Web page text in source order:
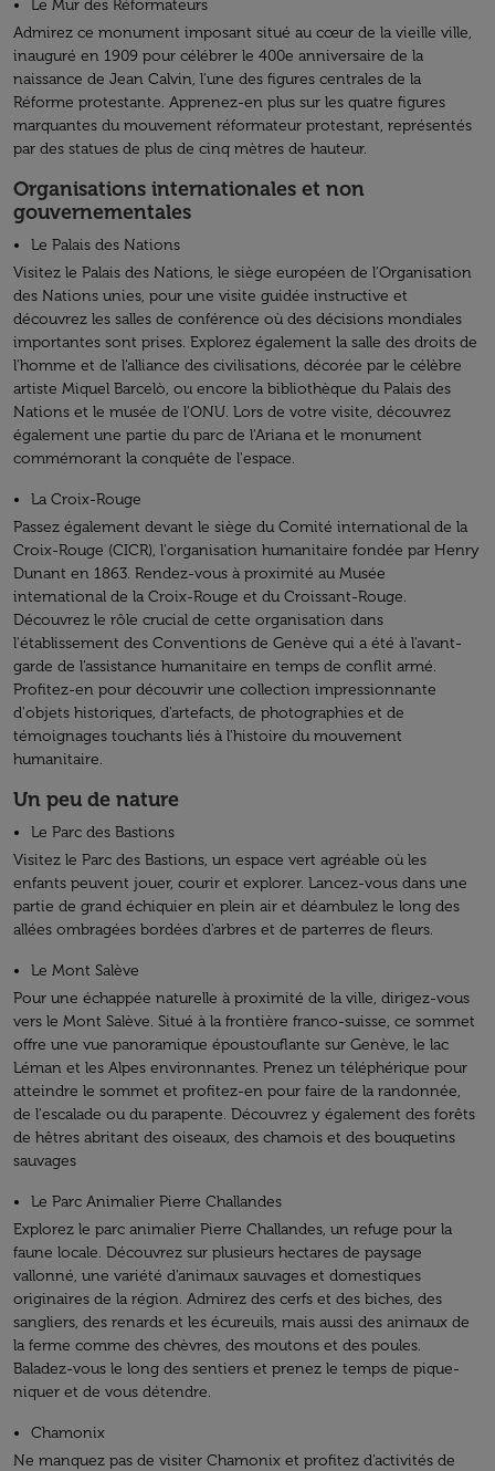
Le Mur des Réformateurs
Admirez ce monument imposant situé au cœur de la vieille ville,
inauguré en 1909 pour célébrer le 400e anniversaire de la
naissance de Jean Calvin, l'une des figures centrales de la
Réforme protestante. Apprenez-en plus sur les quatre figures
marquantes du mouvement réformateur protestant, représentés
par des statues de plus de cinq mètres de hauteur.
Organisations internationales et non
gouvernementales
Le Palais des Nations
Visitez le Palais des Nations, le siège européen de l’Organisation
des Nations unies, pour une visite guidée instructive et
découvrez les salles de conférence où des décisions mondiales
importantes sont prises. Explorez également la salle des droits de
l'homme et de l'alliance des civilisations, décorée par le célèbre
artiste Miquel Barcelò, ou encore la bibliothèque du Palais des
Nations et le musée de l'ONU. Lors de votre visite, découvrez
également une partie du parc de l'Ariana et le monument
commémorant la conquête de l'espace.
La Croix-Rouge
Passez également devant le siège du Comité international de la
Croix-Rouge (CICR), l'organisation humanitaire fondée par Henry
Dunant en 1863. Rendez-vous à proximité au Musée
international de la Croix-Rouge et du Croissant-Rouge.
Découvrez le rôle crucial de cette organisation dans
l'établissement des Conventions de Genève qui a été à l'avant-
garde de l'assistance humanitaire en temps de conflit armé.
Profitez-en pour découvrir une collection impressionnante
d'objets historiques, d'artefacts, de photographies et de
témoignages touchants liés à l'histoire du mouvement
humanitaire.
Un peu de nature
Le Parc des Bastions
Visitez le Parc des Bastions, un espace vert agréable où les
enfants peuvent jouer, courir et explorer. Lancez-vous dans une
partie de grand échiquier en plein air et déambulez le long des
allées ombragées bordées d'arbres et de parterres de fleurs.
Le Mont Salève
Pour une échappée naturelle à proximité de la ville, dirigez-vous
vers le Mont Salève. Situé à la frontière franco-suisse, ce sommet
offre une vue panoramique époustouflante sur Genève, le lac
Léman et les Alpes environnantes. Prenez un téléphérique pour
atteindre le sommet et profitez-en pour faire de la randonnée,
de l'escalade ou du parapente. Découvrez y également des forêts
de hêtres abritant des oiseaux, des chamois et des bouquetins
sauvages
Le Parc Animalier Pierre Challandes
Explorez le parc animalier Pierre Challandes, un refuge pour la
faune locale. Découvrez sur plusieurs hectares de paysage
vallonné, une variété d'animaux sauvages et domestiques
originaires de la région. Admirez des cerfs et des biches, des
sangliers, des renards et les écureuils, mais aussi des animaux de
la ferme comme des chèvres, des moutons et des poules.
Baladez-vous le long des sentiers et prenez le temps de pique-
niquer et de vous détendre.
Chamonix
Ne manquez pas de visiter Chamonix et profitez d’activités de